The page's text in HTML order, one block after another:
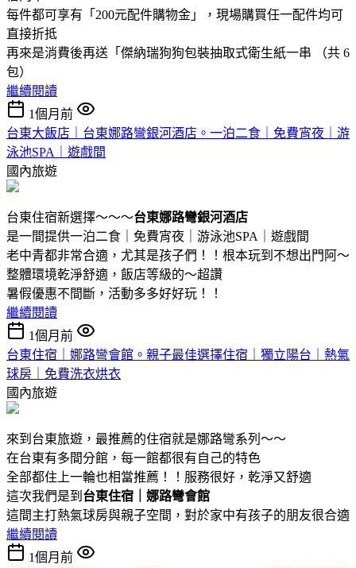
每件都可享有「200元配件購物金」，現場購買任一配件均可
直接折抵
再來是消費後再送「傑納瑞狗狗包裝抽取式衛生紙一串 （共 6
包）
繼續閱讀
1個月前
台東大飯店｜台東娜路彎銀河酒店。一泊二食｜免費宵夜｜游
泳池SPA｜遊戲間
國內旅遊
台東住宿新選擇～～～台東娜路彎銀河酒店
是一間提供一泊二食｜免費宵夜｜游泳池SPA｜遊戲間
老中青都非常合適，尤其是孩子們！！根本玩到不想出門阿～
整體環境乾淨舒適，飯店等級的～超讚
暑假優惠不間斷，活動多多好好玩！！
繼續閱讀
1個月前
台東住宿｜娜路彎會館。親子最佳選擇住宿｜獨立陽台｜熱氣
球房｜免費洗衣烘衣
國內旅遊
來到台東旅遊，最推薦的住宿就是娜路彎系列～～
在台東有多間分館，每一館都很有自己的特色
全部都住上一輪也相當推薦！！服務很好，乾淨又舒適
這次我們是到 台東住宿｜娜路彎會館
這間主打熱氣球房與親子空間，對於家中有孩子的朋友很合適
繼續閱讀
1個月前